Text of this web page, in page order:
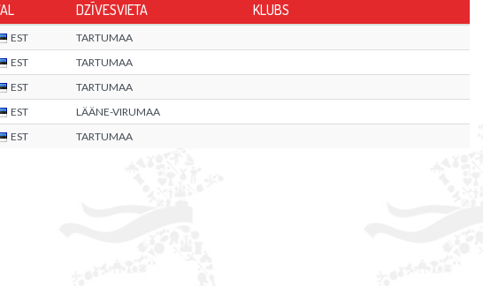
DZĪVESVIETA KLUBS
EST
TARTUMAA
EST
TARTUMAA
EST
TARTUMAA
EST
LÄÄNE-VIRUMAA
EST TARTUMAA